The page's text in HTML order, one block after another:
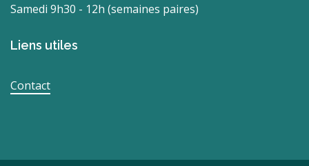
Samedi 9h30 - 12h (semaines paires)
Liens utiles
Contact